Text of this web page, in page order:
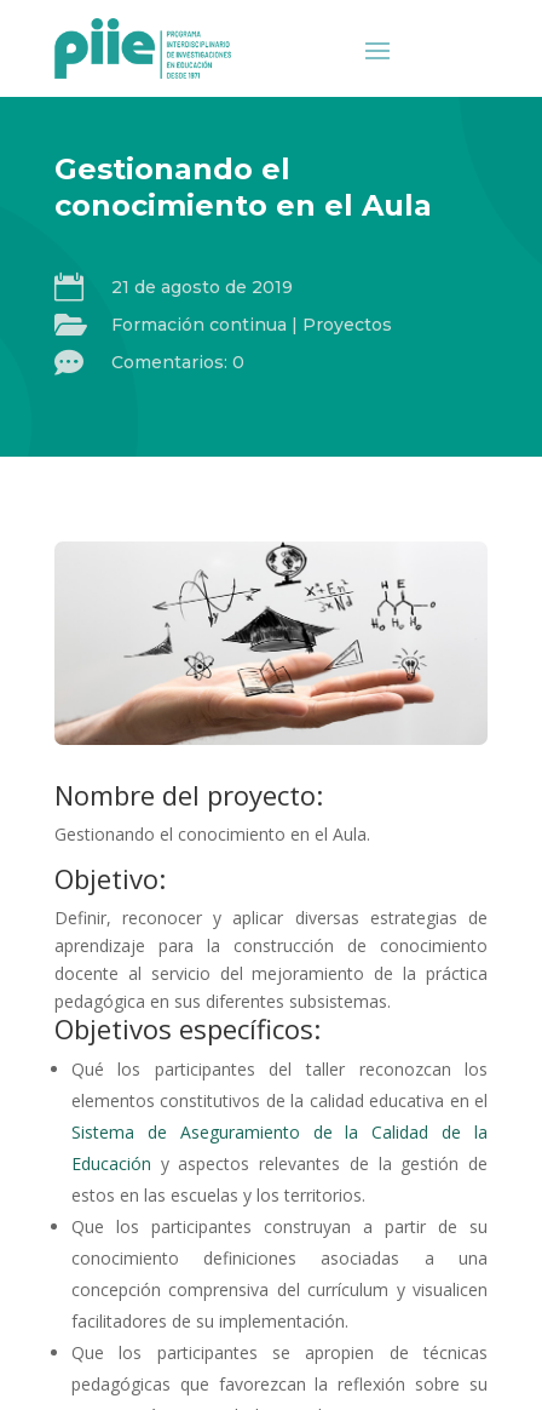
Gestionando el
conocimiento en el Aula
 21 de agosto de 2019
 Formación continua | Proyectos
 Comentarios: 0
Nombre del proyecto:
Gestionando el conocimiento en el Aula.
Objetivo:
Definir, reconocer y aplicar diversas estrategias de
aprendizaje para la construcción de conocimiento
docente al servicio del mejoramiento de la práctica
pedagógica en sus diferentes subsistemas.
Objetivos específicos:
Qué los participantes del taller reconozcan los
elementos constitutivos de la calidad educativa en el
Sistema de Aseguramiento de la Calidad de la
Educación y aspectos relevantes de la gestión de
estos en las escuelas y los territorios.
Que los participantes construyan a partir de su
conocimiento definiciones asociadas a una
concepción comprensiva del currículum y visualicen
facilitadores de su implementación.
Que los participantes se apropien de técnicas
pedagógicas que favorezcan la reflexión sobre su